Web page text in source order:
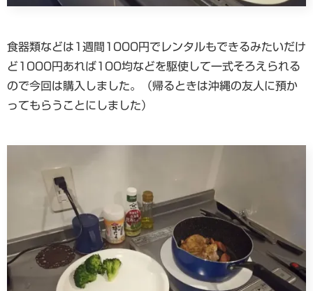
食器類などは1週間1000円でレンタルもできるみたいだけ
ど1000円あれば100均などを駆使して一式そろえられる
ので今回は購入しました。（帰るときは沖縄の友人に預か
ってもらうことにしました）